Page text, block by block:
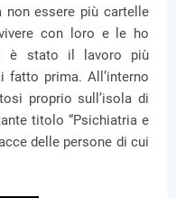
essere più cartelle
con loro e le ho
è stato il lavoro più
fatto prima. All’interno
proprio sull’isola di
titolo “Psichiatria e
delle persone di cui